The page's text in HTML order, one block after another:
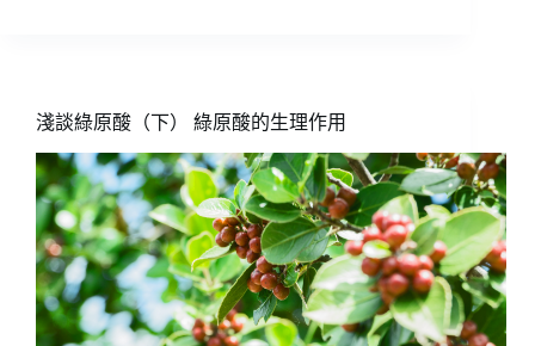
法
秀:
當
實
驗
室
走
進
咖
啡
淺談綠原酸（下） 綠原酸的生理作用